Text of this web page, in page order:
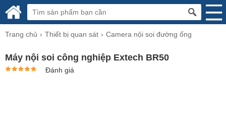
Trang chủ Thiết bị quan sát Camera nội soi đường ống
Máy nội soi công nghiệp Extech BR50
Đánh giá